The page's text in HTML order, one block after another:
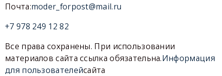
Почта:moder_forpost@mail.ru
+7 978 249 12 82
Все права сохранены. При использовании
материалов сайта ссылка обязательна.Информация
для пользователейсайта